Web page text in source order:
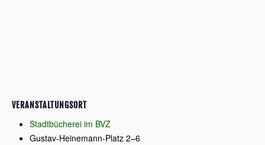
VERANSTALTUNGSORT
Stadtbücherei im BVZ
Gustav-Heinemann-Platz 2–6